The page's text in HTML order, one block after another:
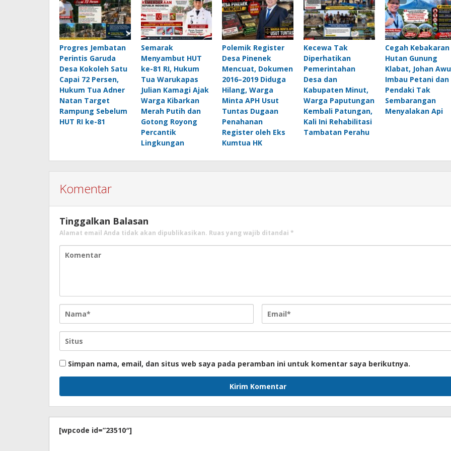
Progres Jembatan
Perintis Garuda
Desa Kokoleh Satu
Capai 72 Persen,
Hukum Tua Adner
Natan Target
Rampung Sebelum
HUT RI ke-81
Semarak
Menyambut HUT
ke-81 RI, Hukum
Tua Warukapas
Julian Kamagi Ajak
Warga Kibarkan
Merah Putih dan
Gotong Royong
Percantik
Lingkungan
Polemik Register
Desa Pinenek
Mencuat, Dokumen
2016–2019 Diduga
Hilang, Warga
Minta APH Usut
Tuntas Dugaan
Penahanan
Register oleh Eks
Kumtua HK
Kecewa Tak
Diperhatikan
Pemerintahan
Desa dan
Kabupaten Minut,
Warga Paputungan
Kembali Patungan,
Kali Ini Rehabilitasi
Tambatan Perahu
Cegah Kebakaran
Hutan Gunung
Klabat, Johan
Imbau Petani dan
Pendaki Tak
Sembarangan
Menyalakan Api
Komentar
Tinggalkan Balasan
Alamat email Anda tidak akan dipublikasikan. Ruas yang wajib ditandai *
Simpan nama, email, dan situs web saya pada peramban ini untuk komentar saya berikutnya.
[wpcode id=”23510″]